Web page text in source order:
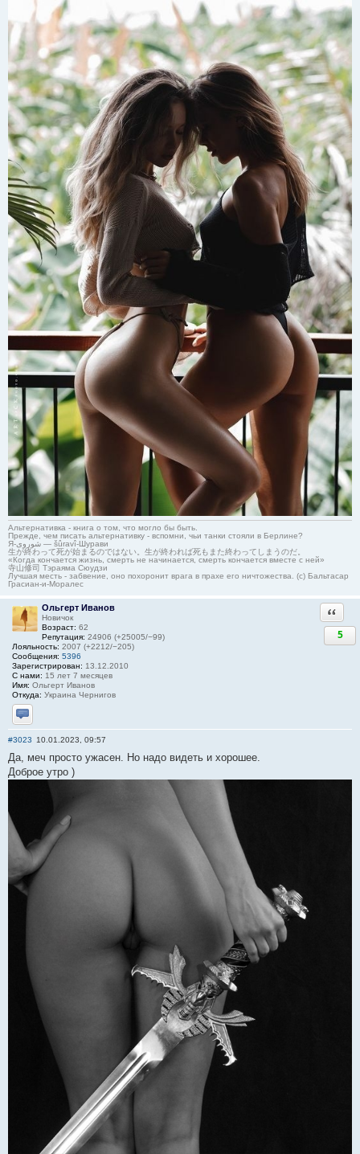
Альтернативка - книга о том, что могло бы быть.
Прежде, чем писать альтернативку - вспомни, чьи танки стояли в Берлине?
Я-شوروی — šûravî-Шурави
生が終わって死が始まるのではない。生が終われば死もまた終わってしまうのだ。
«Когда кончается жизнь, смерть не начинается, смерть кончается вместе с ней»
寺山修司 Тэраяма Сюудзи
Лучшая месть - забвение, оно похоронит врага в прахе его ничтожества. (с) Бальтасар
Грасиан-и-Моралес
Ольгерт Иванов
Новичок
Возраст: 62
Репутация: 24906 (+25005/−99)
Лояльность: 2007 (+2212/−205)
Сообщения: 5396
Зарегистрирован: 13.12.2010
С нами: 15 лет 7 месяцев
Имя: Ольгерт Иванов
Откуда: Украина Чернигов
Отправить личное сообщение
5
#3023 10.01.2023, 09:57
Да, меч просто ужасен. Но надо видеть и хорошее.
Доброе утро )